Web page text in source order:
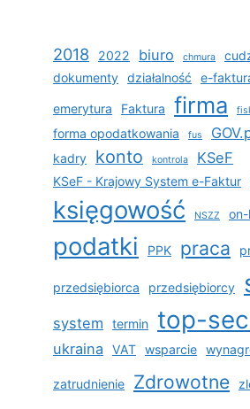
2018 2022 biuro chmura
dokumenty działalność e-
emerytura Faktura firma
forma opodatkowania fus
kadry
konto kontrola KSeF
KSeF - Krajowy System e-Faktur
księgowość NSZZ
podatki PPK praca
przedsiębiorca przedsiębiorcy
system termin top-
ukraina VAT wsparcie
zatrudnienie Zdrowotne